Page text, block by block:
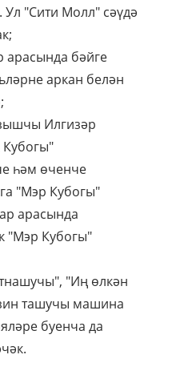
"Сити Молл" сәүдә
арасында бәйге
аркан белән
Илгизәр
һәм өченче
"Мэр Кубогы"
арасында
"Мэр Кубогы"
"Иң өлкән
ташучы машина
буенча да